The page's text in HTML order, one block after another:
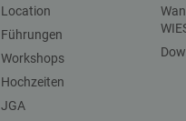
Location
Führungen
Workshops
Hochzeiten
JGA